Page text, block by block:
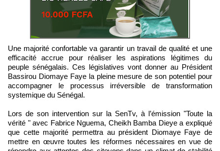
Une majorité confortable va garantir un travail de qualité et une
efficacité accrue pour réaliser les aspirations légitimes du
peuple sénégalais. Ces législatives vont donner au Président
Bassirou Diomaye Faye la pleine mesure de son potentiel pour
accompagner le processus irréversible de transformation
systemique du Sénégal.
Lors de son intervention sur la SenTv, à l’émission "Toute la
vérité " avec Fabrice Nguema, Cheikh Bamba Dieye a expliqué
que cette majorité permettra au président Diomaye Faye de
mettre en œuvre toutes les réformes nécessaires en vue de